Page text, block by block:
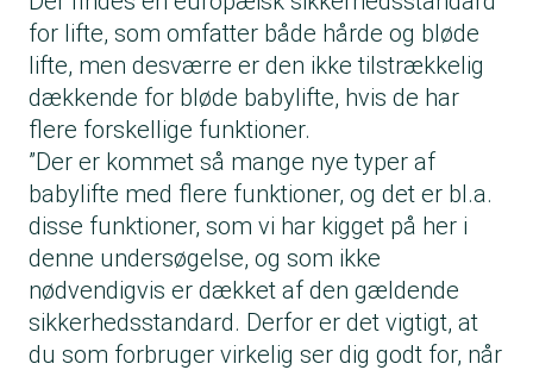
for lifte, som omfatter både hårde og bløde
lifte, men desværre er den ikke tilstrækkelig
dækkende for bløde babylifte, hvis de har
flere forskellige funktioner.
”Der er kommet så mange nye typer af
babylifte med flere funktioner, og det er bl.a.
disse funktioner, som vi har kigget på her i
denne undersøgelse, og som ikke
nødvendigvis er dækket af den gældende
sikkerhedsstandard. Derfor er det vigtigt, at
du som forbruger virkelig ser dig godt for, når